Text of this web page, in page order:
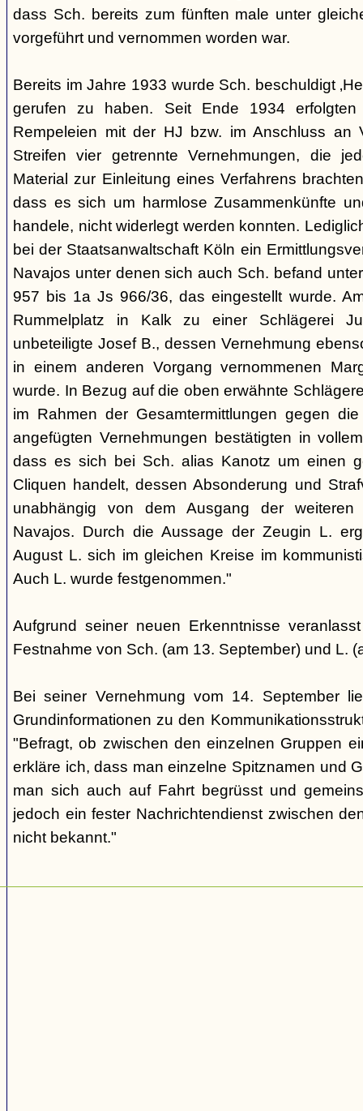
dass Sch. bereits zum fünften male unter
vorgeführt und vernommen worden war.
Bereits im Jahre 1933 wurde Sch. beschuldigt
gerufen zu haben. Seit Ende 1934
Rempeleien mit der HJ bzw. im Anschluss an
Streifen vier getrennte Vernehmungen, die
Material zur Einleitung eines Verfahrens
dass es sich um harmlose Zusammenkünfte
handele, nicht widerlegt werden konnten.
bei der Staatsanwaltschaft Köln ein
Navajos unter denen sich auch Sch. befand
957 bis 1a Js 966/36, das eingestellt wurde.
Rummelplatz in Kalk zu einer Schlägerei
unbeteiligte Josef B., dessen Vernehmung
in einem anderen Vorgang vernommenen
wurde. In Bezug auf die oben erwähnte
im Rahmen der Gesamtermittlungen gegen
angefügten Vernehmungen bestätigten in
dass es sich bei Sch. alias Kanotz um einen
Cliquen handelt, dessen Absonderung und
unabhängig von dem Ausgang der weiteren
Navajos. Durch die Aussage der Zeugin L.
August L. sich im gleichen Kreise im
Auch L. wurde festgenommen."
Aufgrund seiner neuen Erkenntnisse
Festnahme von Sch. (am 13. September) und L.
Bei seiner Vernehmung vom 14. September
Grundinformationen zu den
"Befragt, ob zwischen den einzelnen Gruppen
erkläre ich, dass man einzelne Spitznamen und
man sich auch auf Fahrt begrüsst und
jedoch ein fester Nachrichtendienst zwischen
nicht bekannt."